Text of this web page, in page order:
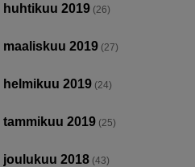
huhtikuu 2019 (26)
maaliskuu 2019 (27)
helmikuu 2019 (24)
tammikuu 2019 (25)
joulukuu 2018 (43)